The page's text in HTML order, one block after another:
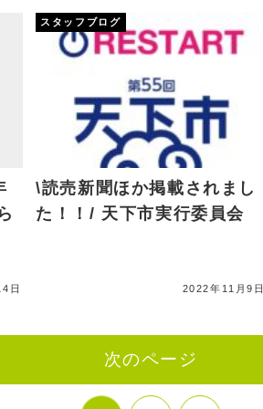
日
スタッフブログ
\読売新聞ほか掲載されまし
た！！/ 天下市実行委員会
2022年11月9日
次のページ